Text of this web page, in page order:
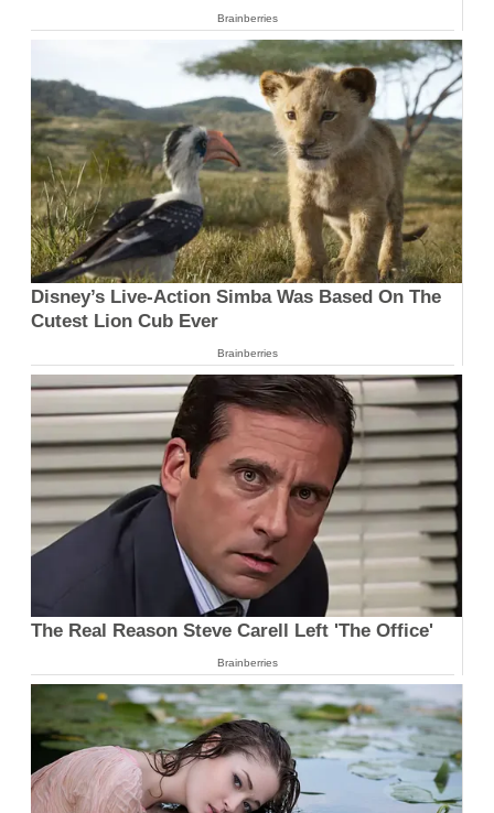
Brainberries
Disney’s Live-Action Simba Was Based On The
Cutest Lion Cub Ever
Brainberries
The Real Reason Steve Carell Left 'The Office'
Brainberries